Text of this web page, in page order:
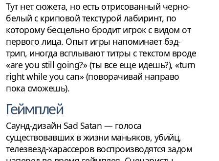
Тут нет сюжета, но есть отрисованный черно-
белый с криповой текстурой лабиринт, по
которому бесцельно бродит игрок с видом от
первого лица. Опыт игры напоминает бэд-
трип, иногда всплывают титры с текстом вроде
«are you still going?» (ты все еще идешь?), «turn
right while you can» (поворачивай направо
пока cможешь).
Геймплей
Саунд-дизайн Sad Satan — голоса
существовавших в жизни маньяков, убийц,
телезвезд-харассеров воспроизводятся задом